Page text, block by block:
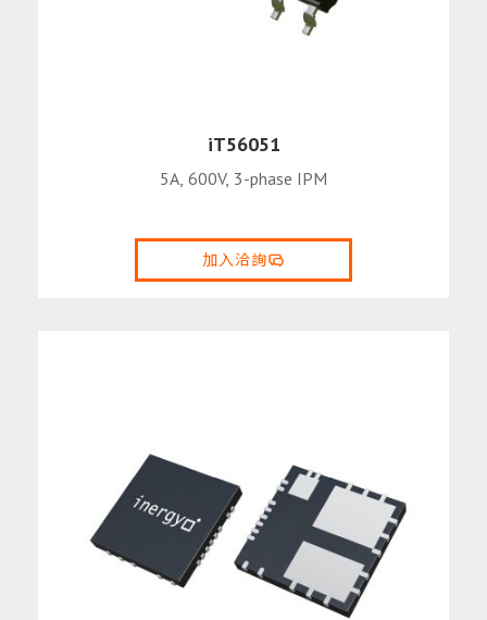
iT56051
5A, 600V, 3-phase IPM
加入洽詢